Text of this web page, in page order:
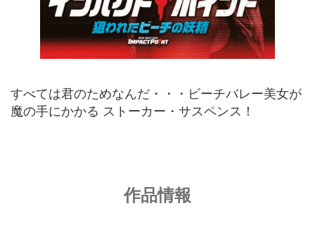
すべては君のためなんだ・・・ビーチバレー美女が
魔の手にかかる ストーカー・サスペンス！
作品情報